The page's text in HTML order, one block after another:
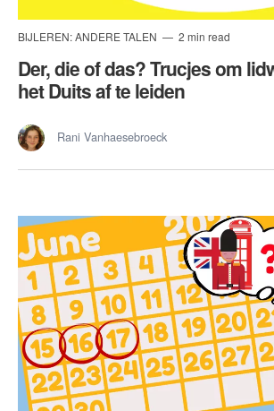
BIJLEREN: ANDERE TALEN 2 min read
Der, die of das? Trucjes om
het Duits af te leiden
Rani Vanhaesebroeck